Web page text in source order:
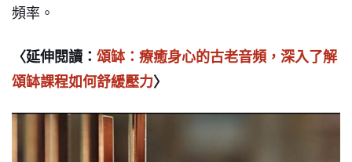
頻率。
〈延伸閱讀： 頌缽：療癒身心的古老音頻，深入了解
頌缽課程如何舒緩壓力〉